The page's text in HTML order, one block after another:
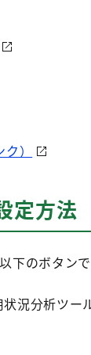
）
定方法
のボタン
況分析ツー